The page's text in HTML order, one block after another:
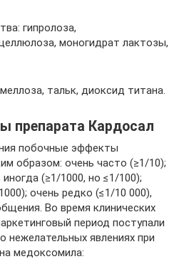
гипролоза,
моногидрат лактозы,
тальк, диоксид титана.
препарата Кардосал
побочные эффекты
образом: очень часто (≥1/10);
(≥1/1000, но ≤1/100);
очень редко (≤1/10 000),
Во время клинических
период поступали
явлениях при
медоксомила: